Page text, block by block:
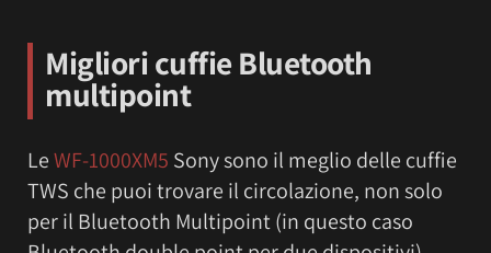
Migliori cuffie Bluetooth
multipoint
LeWF-1000XM5 Sony sono il meglio delle cuffie
TWS che puoi trovare il circolazione, non solo
per il Bluetooth Multipoint (in questo caso